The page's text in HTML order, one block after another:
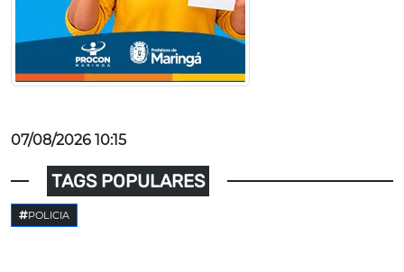
07/08/2026 10:15
TAGS POPULARES
POLICIA